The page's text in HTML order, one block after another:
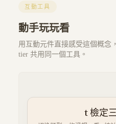
互動工具
動手玩玩看
用互動元件直接感受這個概念
tier 共用同一個工具。
t 檢定